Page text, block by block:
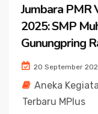
Jumbara PMR
2025: SMP
Gunungpring
20 September
Aneka
Terbaru MPlus